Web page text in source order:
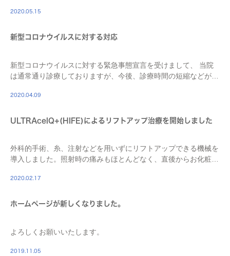
2020.05.15
新型コロナウイルスに対する対応
新型コロナウイルスに対する緊急事態宣言を受けまして、 当院
は通常通り診療しておりますが、今後、診療時間の短縮などがあ
ならびに職員の安全確保のため、 スタッフは毎日 […]
2020.04.09
ULTRAcelQ+(HIFE)によるリフトアップ治療を開始しました
外科的手術、糸、注射などを用いずにリフトアップできる機械を
導入しました。照射時の痛みもほとんどなく、直後からお化粧も
格は導入価格（全顔 ¥90000・税抜き）とな […]
2020.02.17
ホームページが新しくなりました。
よろしくお願いいたします。
2019.11.05